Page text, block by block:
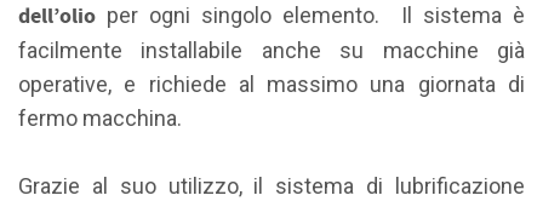
dell’olio per ogni singolo elemento. Il sistema è
facilmente installabile anche su macchine già
operative, e richiede al massimo una giornata di
fermo macchina.
Grazie al suo utilizzo, il sistema di lubrificazione